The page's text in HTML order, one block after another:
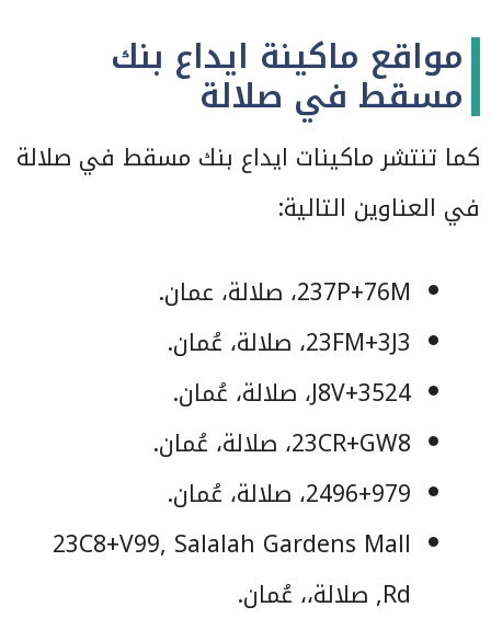
مواقع ماكينة ايداع بنك
مسقط في صلالة
كما تنتشر ماكينات ايداع بنك مسقط في صلالة
في العناوين التالية:
237P+76M، صلالة، عمان.
23FM+3J3، صلالة، عُمان.
3524+J8V، صلالة، عُمان.
23CR+GW8، صلالة، عُمان.
2496+979، صلالة، عُمان.
23C8+V99, Salalah Gardens Mall
Rd, صلالة،، عُمان.